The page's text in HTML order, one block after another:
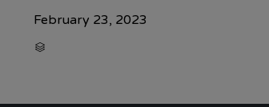
February 23, 2023
